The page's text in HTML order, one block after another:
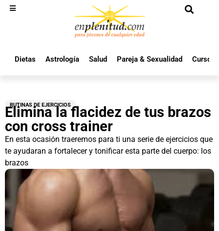
Dietas Astrología Salud Pareja & Sexualidad Cursos
RUTINAS DE EJERCICIOS
Elimina la flacidez de tus brazos
con cross trainer
En esta ocasión traeremos para ti una serie de ejercicios que
te ayudaran a fortalecer y tonificar esta parte del cuerpo: los
brazos